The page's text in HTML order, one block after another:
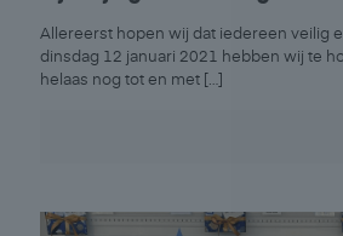
Allereerst hopen wij dat iedereen veilig
dinsdag 12 januari 2021 hebben wij te
helaas nog tot en met […]